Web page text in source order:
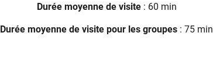
Durée moyenne de visite: 60 min
Durée moyenne de visite pour les groupes : 75 min